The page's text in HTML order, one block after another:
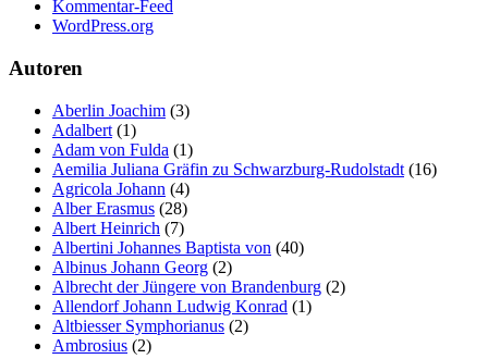
Kommentar-Feed
WordPress.org
Autoren
Aberlin Joachim (3)
Adalbert (1)
Adam von Fulda (1)
Aemilia Juliana Gräfin zu Schwarzburg-Rudolstadt (16)
Agricola Johann (4)
Alber Erasmus (28)
Albert Heinrich (7)
Albertini Johannes Baptista von (40)
Albinus Johann Georg (2)
Albrecht der Jüngere von Brandenburg (2)
Allendorf Johann Ludwig Konrad (1)
Altbiesser Symphorianus (2)
Ambrosius (2)